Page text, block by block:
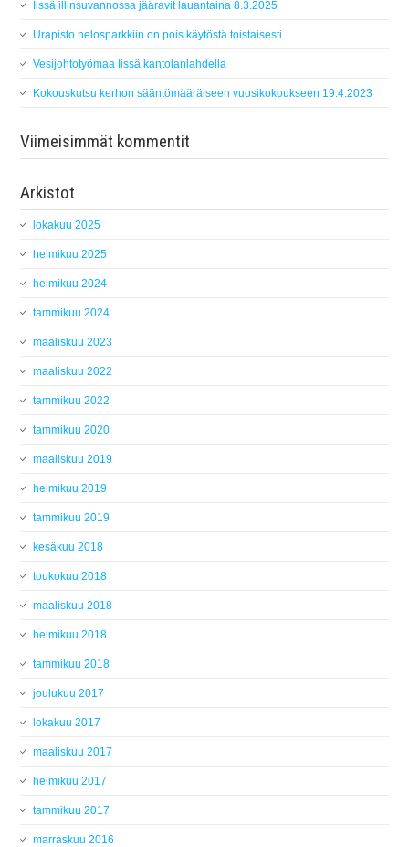
Iissä illinsuvannossa jääravit lauantaina 8.3.2025
Urapisto nelosparkkiin on pois käytöstä toistaisesti
Vesijohtotyömaa Iissä kantolanlahdella
Kokouskutsu kerhon sääntömääräiseen vuosikokoukseen 19.4.2023
Viimeisimmät kommentit
Arkistot
lokakuu 2025
helmikuu 2025
helmikuu 2024
tammikuu 2024
maaliskuu 2023
maaliskuu 2022
tammikuu 2022
tammikuu 2020
maaliskuu 2019
helmikuu 2019
tammikuu 2019
kesäkuu 2018
toukokuu 2018
maaliskuu 2018
helmikuu 2018
tammikuu 2018
joulukuu 2017
lokakuu 2017
maaliskuu 2017
helmikuu 2017
tammikuu 2017
marraskuu 2016